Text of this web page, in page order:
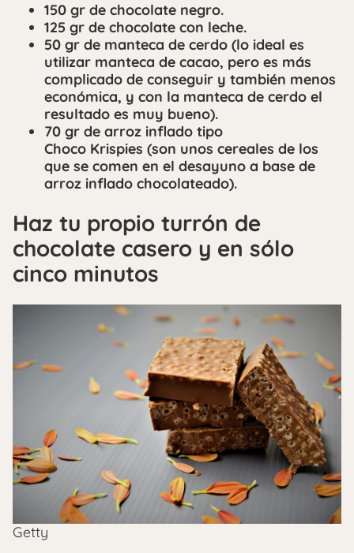
150 gr de chocolate negro.
125 gr de chocolate con leche.
50 gr de manteca de cerdo (lo ideal es
utilizar manteca de cacao, pero es más
complicado de conseguir y también menos
económica, y con la manteca de cerdo el
resultado es muy bueno).
70 gr de arroz inflado tipo
Choco Krispies (son unos cereales de los
que se comen en el desayuno a base de
arroz inflado chocolateado).
Haz tu propio turrón de
chocolate casero y en sólo
cinco minutos
Getty